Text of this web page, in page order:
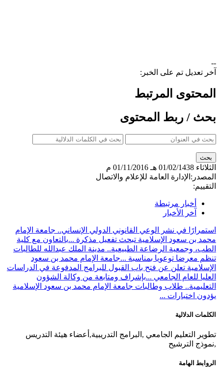
--
آخر تعديل تم على الخبر:
المحتوى المرتبط
بحث / ربط المحتوى
الثلاثاء 01/02/1438 هـ
01/11/2016 م
المصدر: الإدارة العامة للإعلام والاتصال
التقييم:
أخبار مرتبطة
آخر الأخبار
استمرارًا في نشر الوعي القانوني الدولي الإنساني.. جامعة الإمام
محمد بن سعود الإسلامية تبحث تفعيل مذكرة ...بالتعاون مع كلية
الطب، وجمعية الرضاعة الطبيعية.. مدينة الملك عبدالله للطالبات
تنظم معرضا توعويا بمناسبة ...جامعة الإمام محمد بن سعود
الإسلامية تعلن عن فتح باب القبول للبرامج المدفوعة في الدراسات
العليا للعام الجامعي ...بإشراف ومتابعة من وكالة الشؤون
التعليمية.. طلاب وطالبات جامعة الإمام محمد بن سعود الإسلامية
يؤدون اختبارات ...
الكلمات الدلالية
تطوير التعليم الجامعي ,البرامج التدريبية,أعضاء هيئة التدريس
,نموذج الترشيح
الروابط الهامة